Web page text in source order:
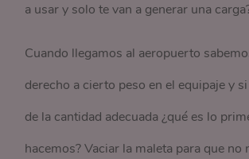
a usar y solo te van a generar una
Cuando llegamos al aeropuerto
derecho a cierto peso en el equipaje y
de la cantidad adecuada ¿qué es lo
hacemos? Vaciar la maleta para que no